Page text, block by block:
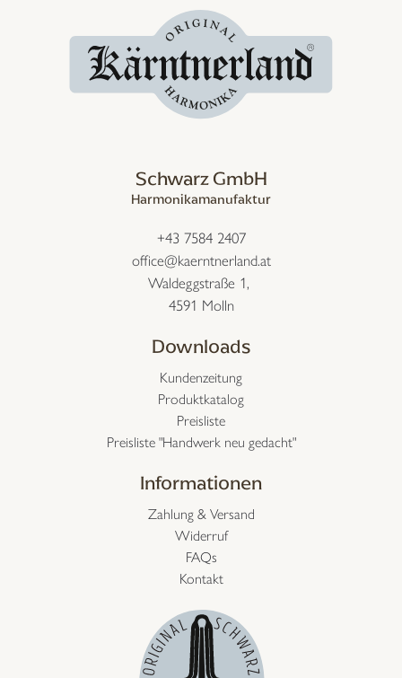
Schwarz GmbH
Harmonikamanufaktur
+43 7584 2407
office@kaerntnerland.at
Waldeggstraße 1,
4591 Molln
Downloads
Kundenzeitung
Produktkatalog
Preisliste
Preisliste "Handwerk neu gedacht"
Informationen
Zahlung & Versand
Widerruf
FAQs
Kontakt